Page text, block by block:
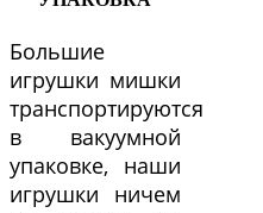
Большие
игрушки мишки
транспортируются
в вакуумной
упаковке, наши
игрушки ничем